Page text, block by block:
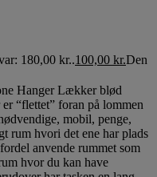
180,00 kr..100,00 kr.Den